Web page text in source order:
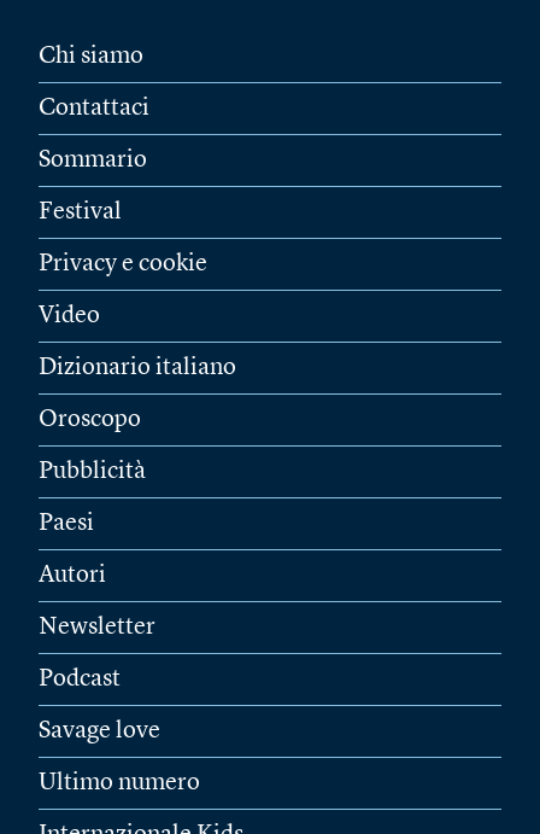
Chi siamo
Contattaci
Sommario
Festival
Privacy e cookie
Video
Dizionario italiano
Oroscopo
Pubblicità
Paesi
Autori
Newsletter
Podcast
Savage love
Ultimo numero